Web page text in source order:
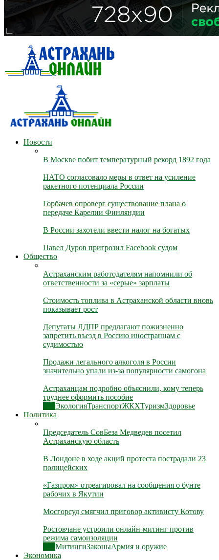
Новости
В Москве побит температурный рекорд 1892 года
НАТО согласовало меры в ответ на усиление
ракетного потенциала России
Горбачев опроверг существование плана о
передаче Карелии Финляндии
В России захотели ввести налог на богатых
Павел Дуров пригрозил Facebook судом
Общество
Астраханским работодателям напомнили об
ответственности за «серые» зарплаты
Стоимость топлива в Астраханской области вновь
показывает рост
Депутаты ЛДПР предлагают пожизненно
запретить въезд в Россию иностранцам с
судимостью
Продажи легального алкоголя в России
значительно упали из-за популярности самогона
Астраханцам подробно объяснили, кому теперь
труднее оформить пособие
ЭкологияТранспортЖКХТуризмЗдоровье
Политика
Председатель СовБеза Медведев посетил
Астраханскую область
В Лондоне в ходе акций протеста пострадали 23
полицейских
«Газпром» отреагировал на сообщения о бунте
рабочих в Якутии
Мосгорсуд смягчил приговор активисту Котову
Ростовчане устроили онлайн-митинг против
режима самоизоляции
МитингиЗаконыАрмия и оружие
Экономика